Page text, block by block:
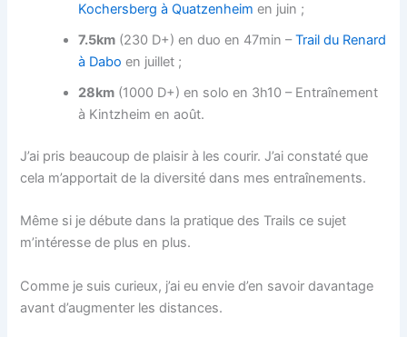
Kochersberg à Quatzenheim en juin ;
7.5km (230 D+) en duo en 47min –Trail du Renard
à Dabo en juillet ;
28km (1000 D+) en solo en 3h10 – Entraînement
à Kintzheim en août.
J’ai pris beaucoup de plaisir à les courir. J’ai constaté que
cela m’apportait de la diversité dans mes entraînements.
Même si je débute dans la pratique des Trails ce sujet
m’intéresse de plus en plus.
Comme je suis curieux, j’ai eu envie d’en savoir davantage
avant d’augmenter les distances.